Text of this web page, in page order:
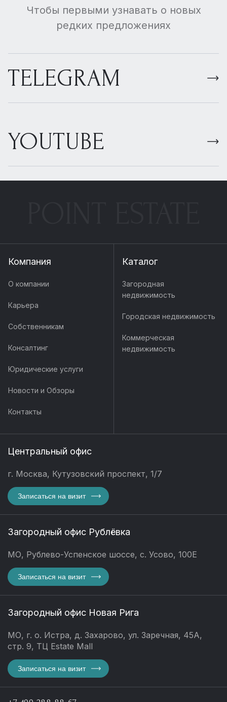
Чтобы первыми узнавать о новых
редких предложениях
TELEGRAM
YOUTUBE
Компания
О компании
Карьера
Собственникам
Консалтинг
Юридические услуги
Новости и Обзоры
Контакты
Каталог
Загородная
недвижимость
Городская недвижимость
Коммерческая
недвижимость
Центральный офис
г. Москва, Кутузовский проспект, 1/7
Записаться на визит
Загородный офис Рублёвка
МО, Рублево-Успенское шоссе, с. Усово, 100Е
Записаться на визит
Загородный офис Новая Рига
МО, г. о. Истра, д. Захарово, ул. Заречная, 45А,
стр. 9, ТЦ Estate Mall
Записаться на визит